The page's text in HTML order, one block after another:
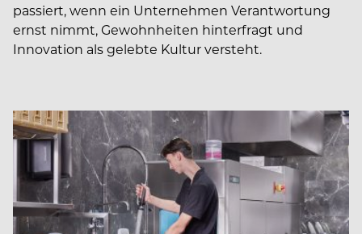
passiert, wenn ein Unternehmen Verantwortung
ernst nimmt, Gewohnheiten hinterfragt und
Innovation als gelebte Kultur versteht.